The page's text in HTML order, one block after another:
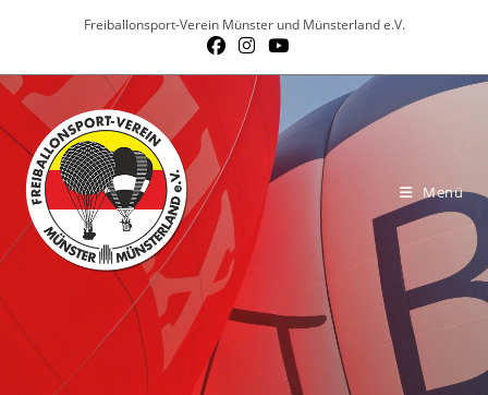
Freiballonsport-Verein Münster und Münsterland e.V.
Menü